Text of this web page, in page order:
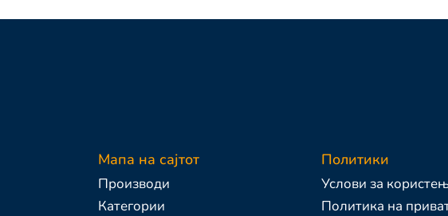
Мапа на сајтот
Производи
Категории
Политики
Услови за
Политика на